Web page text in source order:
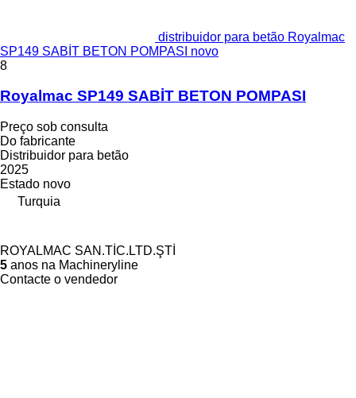
distribuidor para betão Royalmac
SP149 SABİT BETON POMPASI novo
8
Royalmac SP149 SABİT BETON POMPASI
Preço sob consulta
Do fabricante
Distribuidor para betão
2025
Estado novo
Turquia
ROYALMAC SAN.TİC.LTD.ŞTİ
5 anos na Machineryline
Contacte o vendedor